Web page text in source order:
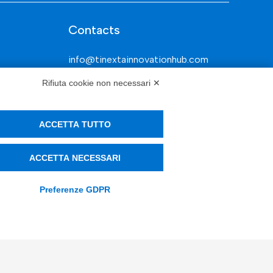
Contacts
info@tinextainnovationhub.com
+39 0522 733711
Sede Legale: Corso Mazzini, 11 42015
Correggio (RE)
Rifiuta cookie non necessari ✕
ACCETTA TUTTO
ACCETTA NECESSARI
Preferenze GDPR